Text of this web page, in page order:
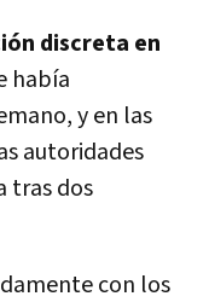
discreta en
había
y en las
autoridades
tras dos
con los